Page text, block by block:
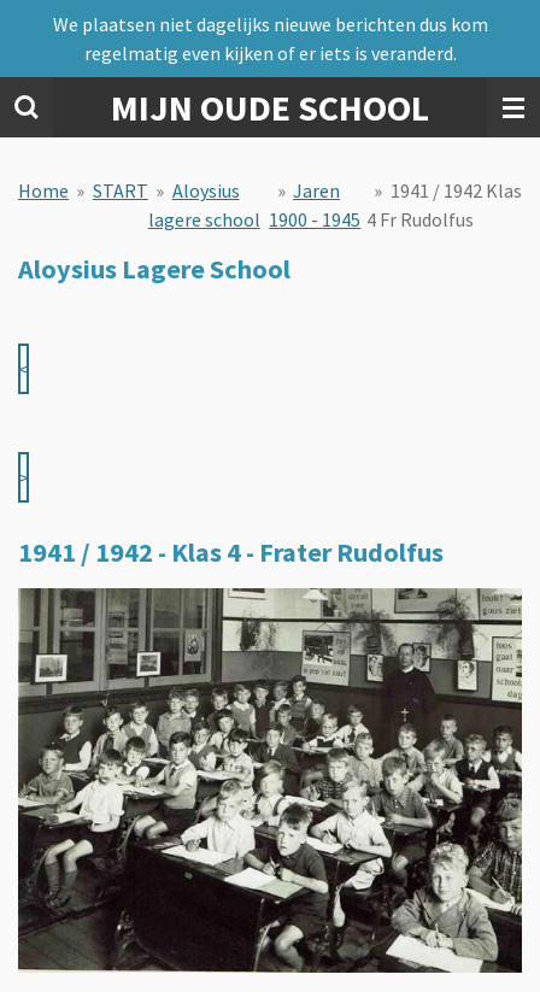
naar
de
hoofdinhoud
MIJN OUDE SCHOOL
We plaatsen niet dagelijks nieuwe berichten dus kom
regelmatig even kijken of er iets is veranderd.
Home » START » Aloysius
lagere school
» Jaren
1900 - 1945
» 1941 / 1942 Klas
4 Fr Rudolfus
Aloysius Lagere School
<
>
1941 / 1942 - Klas 4 - Frater Rudolfus